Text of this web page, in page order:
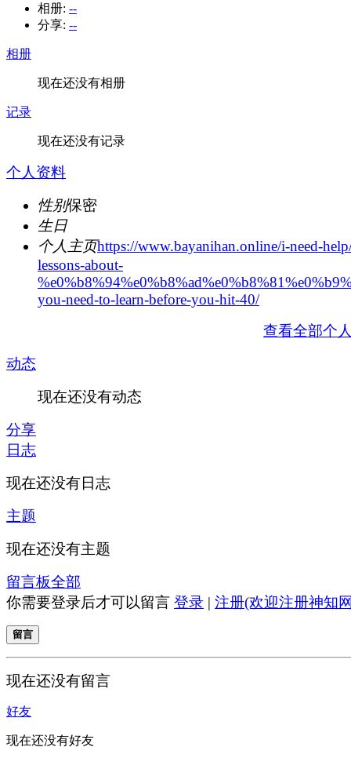
相册: --
分享: --
相册
现在还没有相册
记录
现在还没有记录
个人资料
性别保密
生日
个人主页https://www.bayanihan.online/i-need-
lessons-about-
you-need-to-learn-before-you-hit-40/
查看全部个
动态
现在还没有动态
分享
日志
现在还没有日志
主题
现在还没有主题
留言板全部
你需要登录后才可以留言 登录 | 注册(欢迎注册神知
留言
现在还没有留言
好友
现在还没有好友